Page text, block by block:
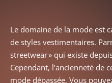
Le domaine de la mode est
de styles vestimentaires.
streetwear » qui existe
Cependant, l’ancienneté de
mode dépassée. Vous